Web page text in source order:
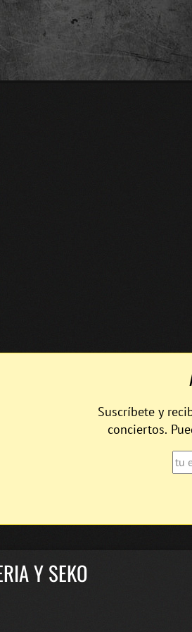
Suscríbete y
conciertos.
Y SEKO